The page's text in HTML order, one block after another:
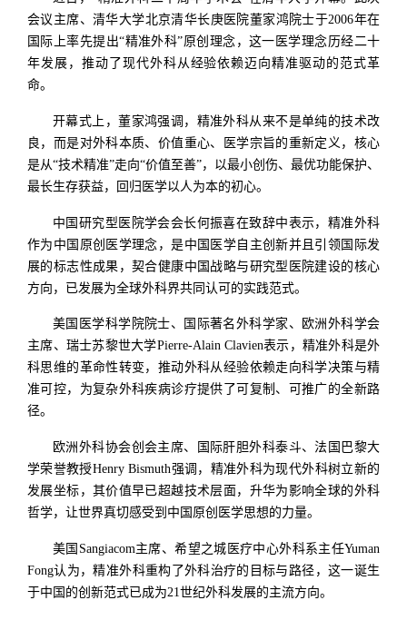
会议主席、清华大学北京清华长庚医院董家鸿院士于2006年在
国际上率先提出“精准外科”原创理念，这一医学理念历经二十
年发展，推动了现代外科从经验依赖迈向精准驱动的范式革
命。
开幕式上，董家鸿强调，精准外科从来不是单纯的技术改
良，而是对外科本质、价值重心、医学宗旨的重新定义，核心
是从“技术精准”走向“价值至善”，以最小创伤、最优功能保护、
最长生存获益，回归医学以人为本的初心。
中国研究型医院学会会长何振喜在致辞中表示，精准外科
作为中国原创医学理念，是中国医学自主创新并且引领国际发
展的标志性成果，契合健康中国战略与研究型医院建设的核心
方向，已发展为全球外科界共同认可的实践范式。
美国医学科学院院士、国际著名外科学家、欧洲外科学会
主席、瑞士苏黎世大学Pierre-Alain Clavien表示，精准外科是外
科思维的革命性转变，推动外科从经验依赖走向科学决策与精
准可控，为复杂外科疾病诊疗提供了可复制、可推广的全新路
径。
欧洲外科协会创会主席、国际肝胆外科泰斗、法国巴黎大
学荣誉教授Henry Bismuth强调，精准外科为现代外科树立新的
发展坐标，其价值早已超越技术层面，升华为影响全球的外科
哲学，让世界真切感受到中国原创医学思想的力量。
美国Sangiacom主席、希望之城医疗中心外科系主任Yuman
Fong认为，精准外科重构了外科治疗的目标与路径，这一诞生
于中国的创新范式已成为21世纪外科发展的主流方向。